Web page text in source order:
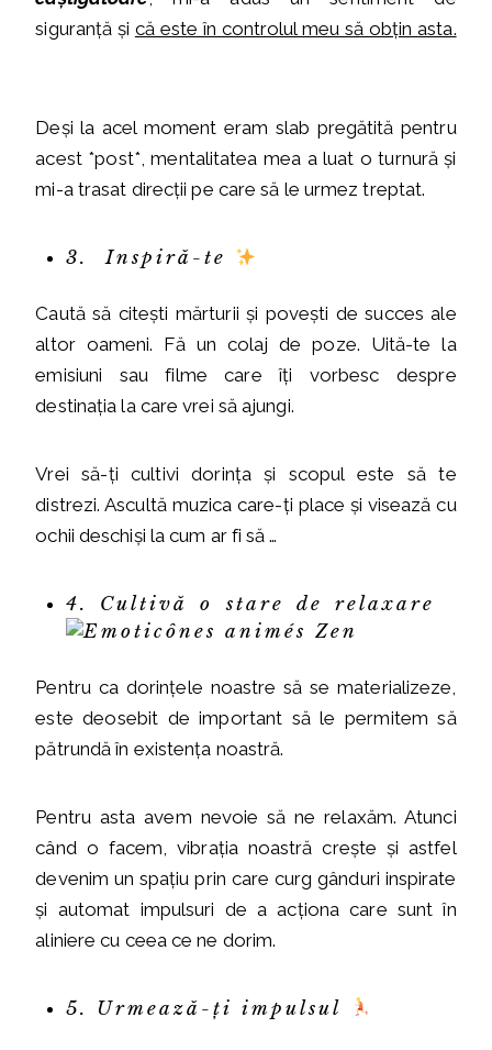
siguranță și că este în controlul meu să obțin asta.
Deși la acel moment eram slab pregătită pentru
acest *post*, mentalitatea mea a luat o turnură și
mi-a trasat direcții pe care să le urmez treptat.
3. Inspiră-te
Caută să citești mărturii și povești de succes ale
altor oameni. Fă un colaj de poze. Uită-te la
emisiuni sau filme care îți vorbesc despre
destinația la care vrei să ajungi.
Vrei să-ți cultivi dorința și scopul este să te
distrezi. Ascultă muzica care-ți place și visează cu
ochii deschiși la cum ar fi să …
4. Cultivă o stare de relaxare
Pentru ca dorințele noastre să se materializeze,
este deosebit de important să le permitem să
pătrundă în existența noastră.
Pentru asta avem nevoie să ne relaxăm. Atunci
când o facem, vibrația noastră crește și astfel
devenim un spațiu prin care curg gânduri inspirate
și automat impulsuri de a acționa care sunt în
aliniere cu ceea ce ne dorim.
5. Urmează-ți impulsul